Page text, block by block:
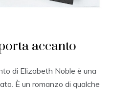
accanto
di Elizabeth Noble è una
È un romanzo di qualche